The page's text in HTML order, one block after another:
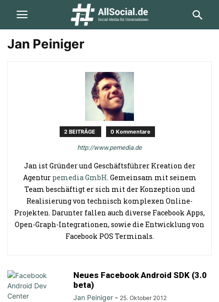
Jan Peiniger
2 BEITRÄGE 0 Kommentare
http://www.pemedia.de
Jan ist Gründer und Geschäftsführer Kreation der
Agentur pemedia GmbH. Gemeinsam mit seinem
Team beschäftigt er sich mit der Konzeption und
Realisierung von technisch komplexen Online-
Projekten. Darunter fallen auch diverse Facebook Apps,
Open-Graph-Integrationen, sowie die Entwicklung von
Facebook POS Terminals.
Neues Facebook Android SDK (3.0
beta)
Jan Peiniger - 25. Oktober 2012